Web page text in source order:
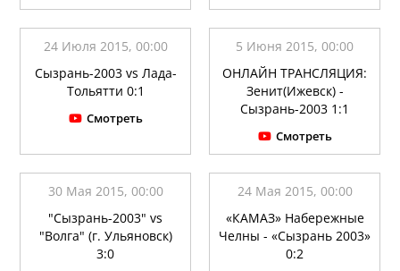
24 Июля 2015, 00:00
Сызрань-2003 vs Лада-
Тольятти 0:1
Смотреть
5 Июня 2015, 00:00
ОНЛАЙН ТРАНСЛЯЦИЯ:
Зенит(Ижевск) -
Сызрань-2003 1:1
Смотреть
30 Мая 2015, 00:00
"Сызрань-2003" vs
"Волга" (г. Ульяновск)
3:0
24 Мая 2015, 00:00
«КАМАЗ» Набережные
Челны - «Сызрань 2003»
0:2